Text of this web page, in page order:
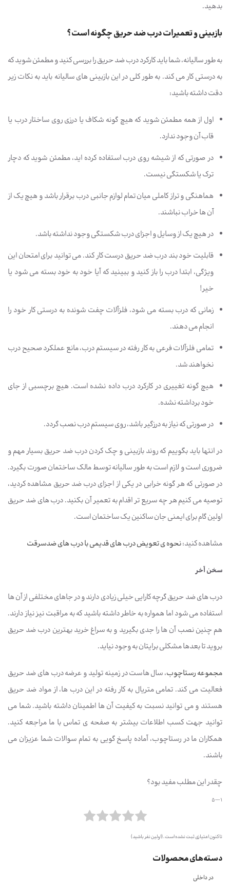
دسته‌های محصولات
در داخلی
بدهید.
بازبینی و تعمیرات درب ضد حریق چگونه است؟
به طور سالیانه، شما باید کارکرد درب ضد حریق را بررسی کنید و مطمئن شوید که
به درستی کار می کند. به طور کلی در این بازبینی های سالیانه باید به نکات زیر
دقت داشته باشید:
اول از همه مطمئن شوید که هیچ گونه شکاف یا درزی روی ساختار درب یا
قاب آن وجود ندارد.
در صورتی که از شیشه روی درب استفاده کرده اید، مطمئن شوید که دچار
ترک یا شکستگی نیست.
هماهنگی و تراز کاملی میان تمام لوازم جانبی درب برقرار باشد و هیچ یک از
آن ها خراب نباشند.
در هیچ یک از وسایل و اجزای درب شکستگی وجود نداشته باشد.
قابلیت خود بند درب ضد حریق درست کار کند. می توانید برای امتحان این
ویژگی، ابتدا درب را باز کنید و ببینید که آیا خود به خود بسته می شود یا
خیر!
زمانی که درب بسته می شود، فلزآلات چفت شونده به درستی کار خود را
انجام می دهند.
تمامی فلزآلات فرعی به کار رفته در سیستم درب، مانع عملکرد صحیح درب
نخواهند شد.
هیچ گونه تغییری در کارکرد درب داده نشده است. هیچ برچسبی از جای
خود برداشته نشده.
در صورتی که نیاز به درزگیر باشد، روی سیستم درب نصب گردد.
در انتها باید بگوییم که روند بازبینی و چک کردن درب ضد حریق بسیار مهم و
ضروری است و لازم است به طور سالیانه توسط مالک ساختمان صورت بگیرد.
در صورتی که هر گونه خرابی در یکی از اجزای درب ضد حریق مشاهده کردید،
توصیه می کنیم هر چه سریع تر اقدام به تعمیر آن بکنید. درب های ضد حریق
اولین گام برای ایمنی جان ساکنین یک ساختمان است.
مشاهده کنید:نحوه ی تعویض درب های قدیمی با درب های ضدسرقت
سخن آخر
درب های ضد حریق گرچه کارایی خیلی زیادی دارند و در جاهای مختلفی از آن ها
استفاده می شود اما همواره به خاطر داشته باشید که به مراقبت نیز نیاز دارند.
هم چنین نصب آن ها را جدی بگیرید و به سراغ خرید بهترین درب ضد حریق
بروید تا بعدها مشکلی برایتان به وجود نیاید.
مجموعه رستاچوب، سال هاست در زمینه تولید و عرضه درب های ضد حریق
فعالیت می کند. تمامی متریال به کار رفته در این درب ها، از مواد ضد حریق
هستند و می توانید نسبت به کیفیت آن ها اطمینان داشته باشید. شما می
توانید جهت کسب اطلاعات بیشتر به صفحه ی تماس با ما مراجعه کنید.
همکاران ما در رستاچوب، آماده پاسخ گویی به تمام سوالات شما عزیزان می
باشند.
چقدر این مطلب مفید بود؟
1 --- 5
تا کنون امتیازی ثبت نشده است . (اولین نفر باشید)